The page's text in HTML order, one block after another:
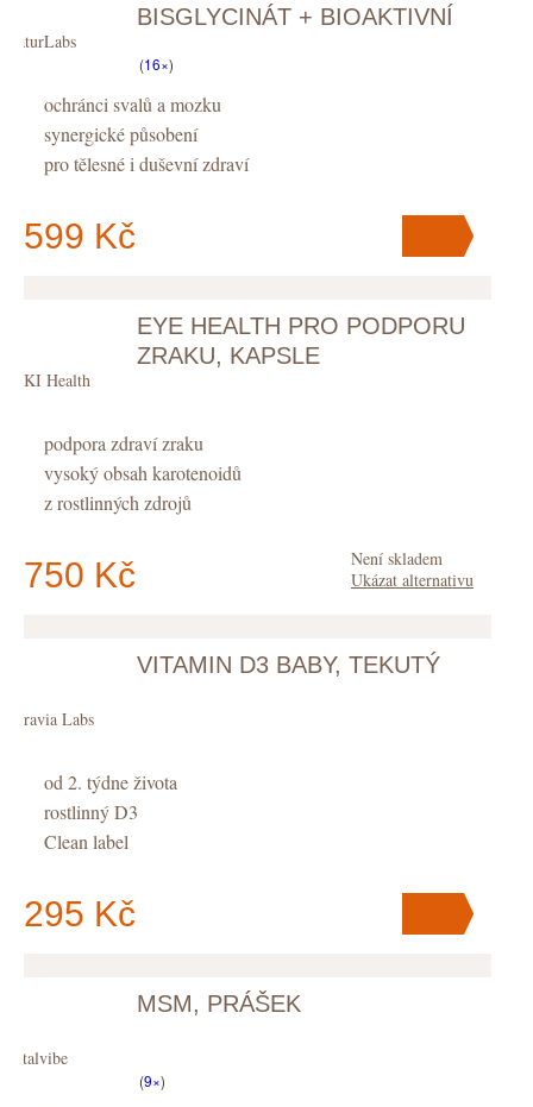
BISGLYCINÁT + BIOAKTIVNÍ
NaturLabs
(16×)
ochránci svalů a mozku
synergické působení
pro tělesné i duševní zdraví
599 Kč
V košíku máte ks.
EYE HEALTH PRO PODPORU
ZRAKU, KAPSLE
KIKI Health
podpora zdraví zraku
vysoký obsah karotenoidů
z rostlinných zdrojů
750 Kč
Není skladem
Ukázat alternativu
V košíku máteks.
VITAMIN D3 BABY, TEKUTÝ
Puravia Labs
od 2. týdne života
rostlinný D3
Clean label
295 Kč
V košíku máteks
MSM, PRÁŠEK
Vitalvibe
(9×)